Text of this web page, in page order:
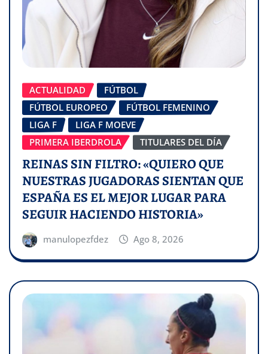
ACTUALIDAD
FÚTBOL
FÚTBOL EUROPEO
FÚTBOL FEMENINO
LIGA F
LIGA F MOEVE
PRIMERA IBERDROLA
TITULARES DEL DÍA
REINAS SIN FILTRO: «QUIERO QUE
NUESTRAS JUGADORAS SIENTAN QUE
ESPAÑA ES EL MEJOR LUGAR PARA
SEGUIR HACIENDO HISTORIA»
manulopezfdez Ago 8, 2026